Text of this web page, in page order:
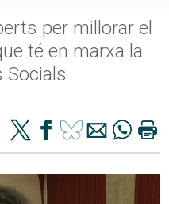
per millorar el
té en marxa la
Socials